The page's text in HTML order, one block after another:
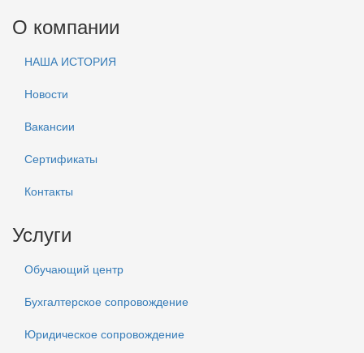
О компании
НАША ИСТОРИЯ
Новости
Вакансии
Сертификаты
Контакты
Услуги
Обучающий центр
Бухгалтерское сопровождение
Юридическое сопровождение